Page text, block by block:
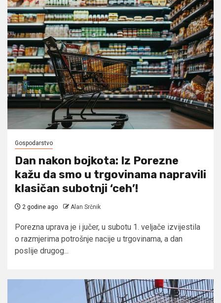
Gospodarstvo
Dan nakon bojkota: Iz Porezne
kažu da smo u trgovinama napravili
klasičan subotnji ‘ceh’!
2 godine ago Alan Srčnik
Porezna uprava je i jučer, u subotu 1. veljače izvijestila
o razmjerima potrošnje nacije u trgovinama, a dan
poslije drugog...